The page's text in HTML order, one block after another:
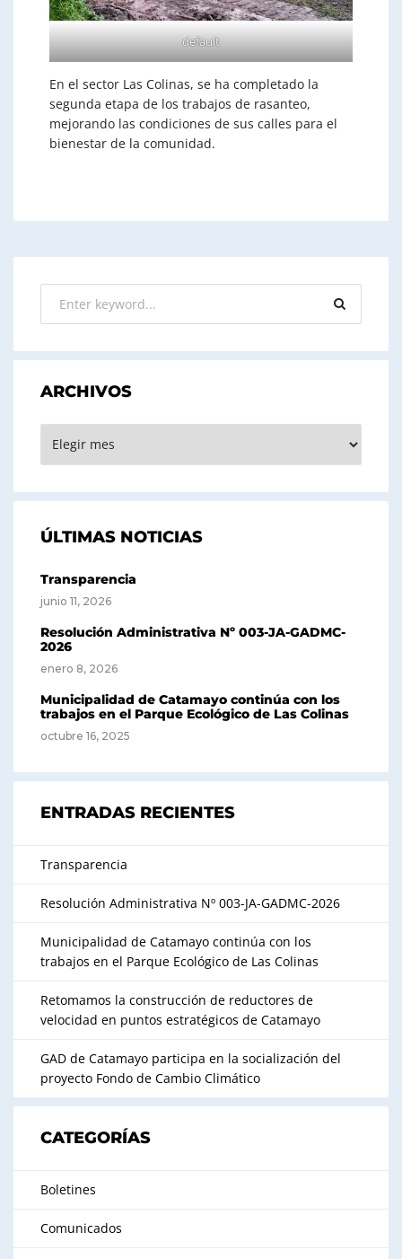
default
En el sector Las Colinas, se ha completado la
segunda etapa de los trabajos de rasanteo,
mejorando las condiciones de sus calles para el
bienestar de la comunidad.
ARCHIVOS
ÚLTIMAS NOTICIAS
Transparencia
junio 11, 2026
Resolución Administrativa Nº 003-JA-GADMC-
2026
enero 8, 2026
Municipalidad de Catamayo continúa con los
trabajos en el Parque Ecológico de Las Colinas
octubre 16, 2025
ENTRADAS RECIENTES
Transparencia
Resolución Administrativa Nº 003-JA-GADMC-2026
Municipalidad de Catamayo continúa con los
trabajos en el Parque Ecológico de Las Colinas
Retomamos la construcción de reductores de
velocidad en puntos estratégicos de Catamayo
GAD de Catamayo participa en la socialización del
proyecto Fondo de Cambio Climático
CATEGORÍAS
Boletines
Comunicados